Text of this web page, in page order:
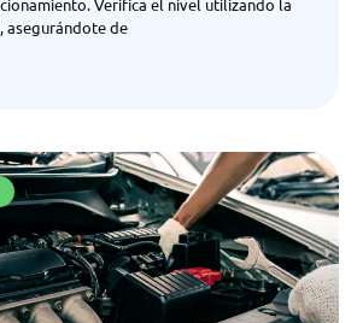
Verifica el nivel utilizando la
asegurándote de